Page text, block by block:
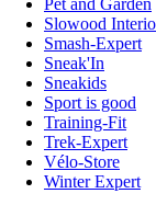
Pet and Garden
Slowood
Smash-Expert
Sneak'In
Sneakids
Sport is good
Training-Fit
Trek-Expert
Vélo-Store
Winter Expert